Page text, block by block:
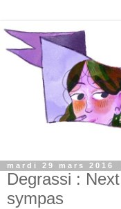
mardi 29 mars 2016
Degrassi :
sympas